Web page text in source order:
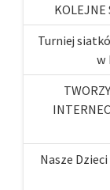
KOLEJNE
Turniej
w
Nasze